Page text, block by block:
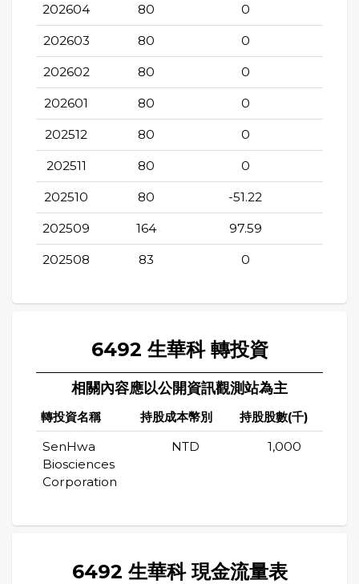
202604 80 0
202603 80 0
202602 80 0
202601 80 0
202512 80 0
202511 80 0
202510 80 -51.22
202509 164 97.59
202508 83 0
6492 生華科 轉投資
相關內容應以公開資訊觀測站為主
轉投資名稱 持股成本幣別 持股股數(千)
SenHwa
Biosciences
Corporation
NTD 1,000
6492 生華科 現金流量表